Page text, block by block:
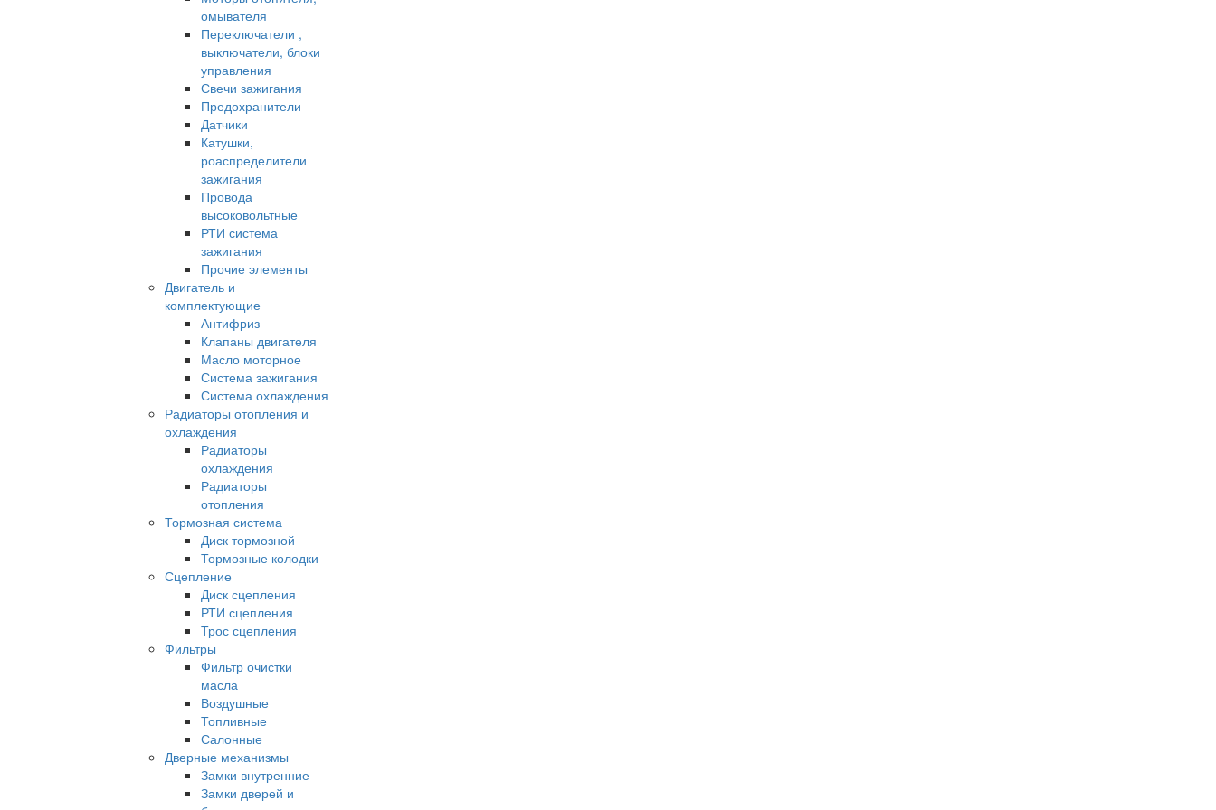
омывателя
Переключатели ,
выключатели, блоки
управления
Свечи зажигания
Предохранители
Датчики
Катушки,
роаспределители
зажигания
Провода
высоковольтные
РТИ система
зажигания
Прочие элементы
Двигатель и
комплектующие
Антифриз
Клапаны двигателя
Масло моторное
Система зажигания
Система охлаждения
Радиаторы отопления и
охлаждения
Радиаторы
охлаждения
Радиаторы
отопления
Тормозная система
Диск тормозной
Тормозные колодки
Сцепление
Диск сцепления
РТИ сцепления
Трос сцепления
Фильтры
Фильтр очистки
масла
Воздушные
Топливные
Салонные
Дверные механизмы
Замки внутренние
Замки дверей и